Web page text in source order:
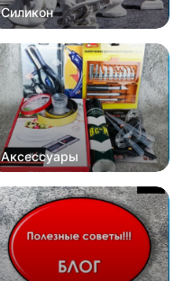
Силикон
Аксессуары